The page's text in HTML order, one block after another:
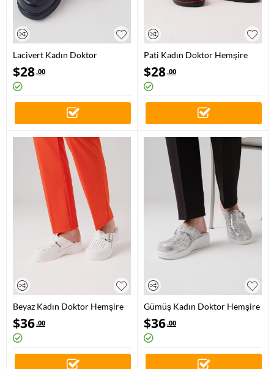
Lacivert Kadın Doktor
Hemşire Medikal VivaNakış
Sabo Terlik
$28.00
Pati Kadın Doktor Hemşire
Medikal Klasik Greys Life Sabo
Terlik
$28.00
Beyaz Kadın Doktor Hemşire
Medikal Gold Tokalı Hakiki
Deri Sabo Terlik
$36.00
Gümüş Kadın Doktor Hemşire
Medikal Gold Tokalı Hakiki
Deri Sabo Terlik
$36.00